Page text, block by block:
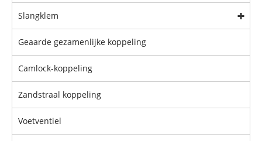
Slangklem
Geaarde gezamenlijke koppeling
Camlock-koppeling
Zandstraal koppeling
Voetventiel